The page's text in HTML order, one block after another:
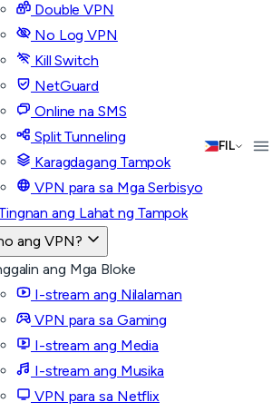
Double VPN
No Log VPN
Kill Switch
NetGuard
Online na SMS
Split Tunneling
Karagdagang Tampok
VPN para sa Mga Serbisyo
ang Lahat ng Tampok
ang VPN?
ang Mga Bloke
I-stream ang Nilalaman
VPN para sa Gaming
I-stream ang Media
I-stream ang Musika
VPN para sa Netflix
FIL